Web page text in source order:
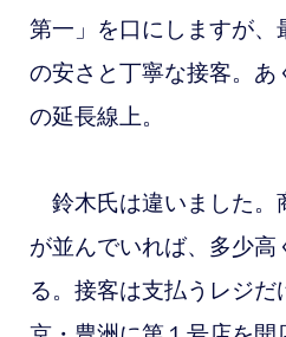
第一」を口にしますが、
の安さと丁寧な接客。あ
の延長線上。
鈴木氏は違いました。
が並んでいれば、多少高
る。接客は支払うレジだ